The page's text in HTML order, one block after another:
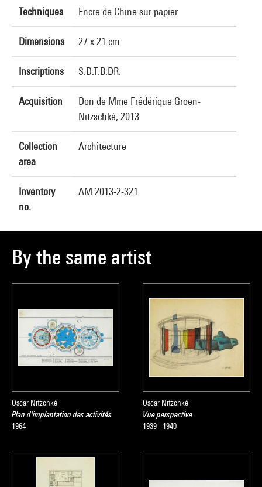
Techniques Encre de Chine sur papier
Dimensions 27 x 21 cm
Inscriptions S.D.T.B.DR.
Acquisition
Don de Mme Frédérique Groen-
Nitzschké, 2013
Collection
area
Architecture
Inventory
no.
AM 2013-2-321
By the same artist
Oscar Nitzchké
Plan d'implantation des activités
1964
Oscar Nitzchké
Vue perspective
1939 - 1940